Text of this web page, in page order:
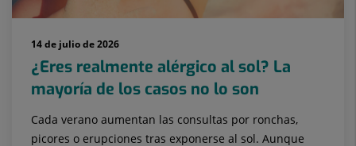
14 de julio de 2026
¿Eres realmente alérgico al sol? La
mayoría de los casos no lo son
Cada verano aumentan las consultas por ronchas,
picores o erupciones tras exponerse al sol. Aunque